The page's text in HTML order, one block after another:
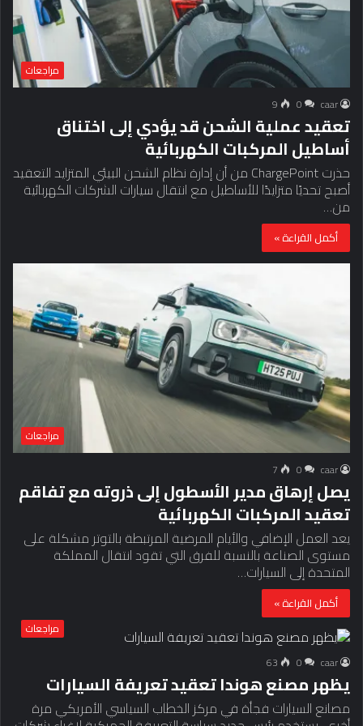
مراجعات
caar
0
9
تعقيد عملية الشحن قد يؤدي إلى اختناق
أساطيل المركبات الكهربائية
حذرت ChargePoint من أن إدارة نظام الشحن البيئي المتزايد التعقيد
أصبح تحديًا متزايدًا للأساطيل مع انتقال سيارات الشركات الكهربائية
من…
أكمل القراءة »
مراجعات
caar
0
7
يصل إرهاق مدير الأسطول إلى ذروته مع تفاقم
تعقيد المركبات الكهربائية
يعد العمل الإضافي والأيام المرضية المرتبطة بالتوتر مشكلة على
مستوى الصناعة بالنسبة للفرق التي تقود انتقال المملكة
المتحدة إلى السيارات…
أكمل القراءة »
مراجعات
caar
0
63
يظهر مصنع هوندا تعقيد تعريفة السيارات
مصانع السيارات فجأة في مركز الخطاب السياسي الأمريكي مرة